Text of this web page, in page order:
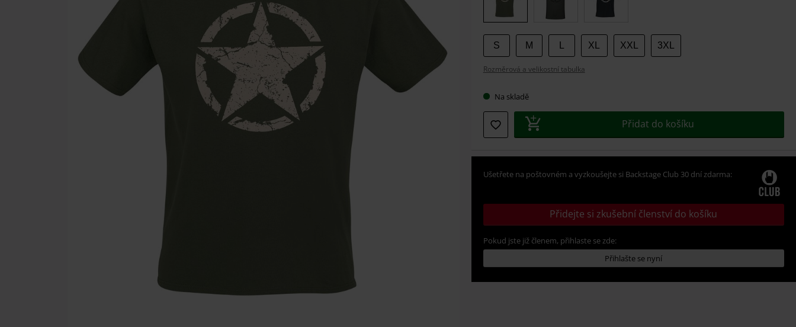
S M XL XXL 3XL
Rozměrová a velikostní tabulka
Na skladě
Přidat do košíku
Ušetřete na poštovném a vyzkoušejte si Backstage Club 30 dní zdarma:
Přidejte si zkušební členství do košíku
Pokud jste již členem, přihlaste se zde:
Přihlašte se nyní